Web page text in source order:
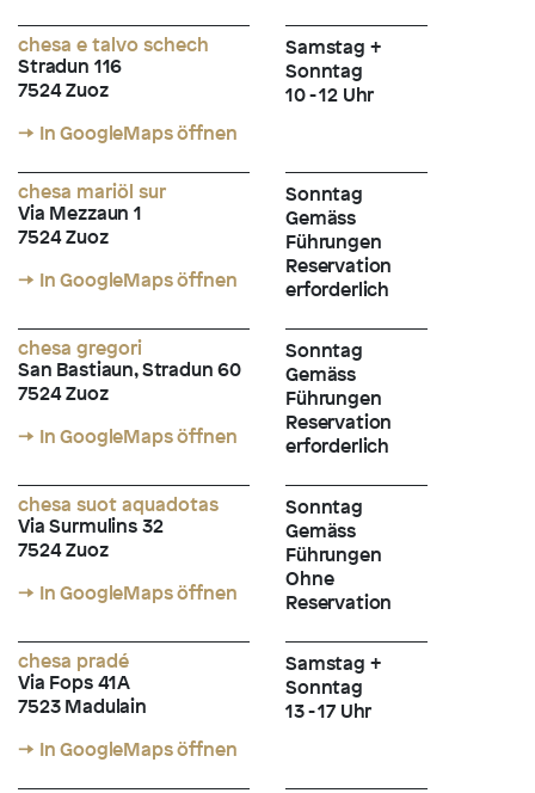
chesa e talvo schech
Stradun 116
7524 Zuoz
→ In GoogleMaps öffnen
Samstag +
Sonntag
10 - 12 Uhr
chesa mariöl sur
Via Mezzaun 1
7524 Zuoz
→ In GoogleMaps öffnen
Sonntag
Gemäss
Führungen
Reservation
erforderlich
chesa gregori
San Bastiaun, Stradun 60
7524 Zuoz
→ In GoogleMaps öffnen
Sonntag
Gemäss
Führungen
Reservation
erforderlich
chesa suot aquadotas
Via Surmulins 32
7524 Zuoz
→ In GoogleMaps öffnen
Sonntag
Gemäss
Führungen
Ohne
Reservation
chesa pradé
Via Fops 41A
7523 Madulain
→ In GoogleMaps öffnen
Samstag +
Sonntag
13 - 17 Uhr